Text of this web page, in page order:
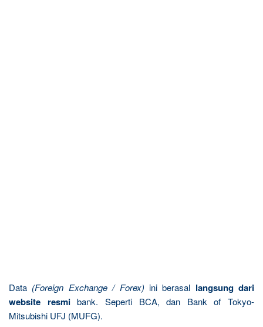
Data (Foreign Exchange / Forex) ini berasal langsung dari
website resmibank. Seperti BCA, dan Bank of Tokyo-
Mitsubishi UFJ (MUFG).